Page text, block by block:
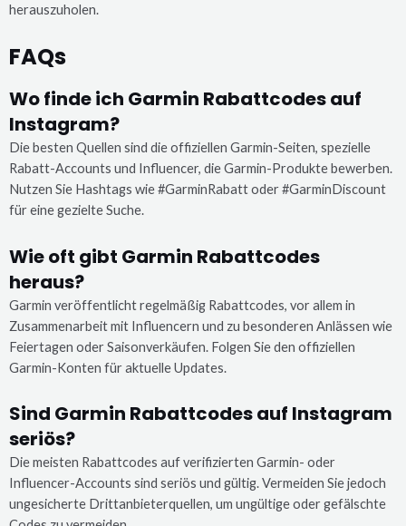
herauszuholen.
FAQs
Wo finde ich Garmin Rabattcodes auf
Instagram?
Die besten Quellen sind die offiziellen Garmin-Seiten, spezielle
Rabatt-Accounts und Influencer, die Garmin-Produkte bewerben.
Nutzen Sie Hashtags wie #GarminRabatt oder #GarminDiscount
für eine gezielte Suche.
Wie oft gibt Garmin Rabattcodes
heraus?
Garmin veröffentlicht regelmäßig Rabattcodes, vor allem in
Zusammenarbeit mit Influencern und zu besonderen Anlässen wie
Feiertagen oder Saisonverkäufen. Folgen Sie den offiziellen
Garmin-Konten für aktuelle Updates.
Sind Garmin Rabattcodes auf Instagram
seriös?
Die meisten Rabattcodes auf verifizierten Garmin- oder
Influencer-Accounts sind seriös und gültig. Vermeiden Sie jedoch
ungesicherte Drittanbieterquellen, um ungültige oder gefälschte